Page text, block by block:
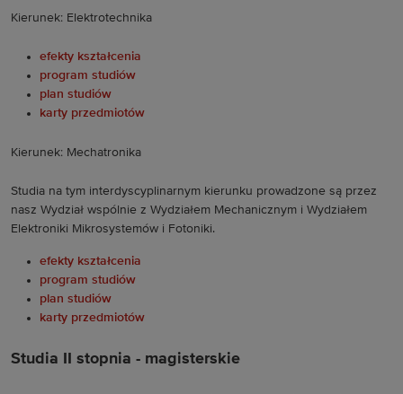
Kierunek: Elektrotechnika
efekty kształcenia
program studiów
plan studiów
karty przedmiotów
Kierunek: Mechatronika
Studia na tym interdyscyplinarnym kierunku prowadzone są przez
nasz Wydział wspólnie z Wydziałem Mechanicznym i Wydziałem
Elektroniki Mikrosystemów i Fotoniki.
efekty kształcenia
program studiów
plan studiów
karty przedmiotów
Studia II stopnia - magisterskie